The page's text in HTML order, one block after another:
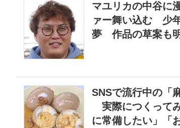
マユリカの中谷に
ァー舞い込む 少
夢 作品の草案も
SNSで流行中の「
実際につくって
に常備したい」「